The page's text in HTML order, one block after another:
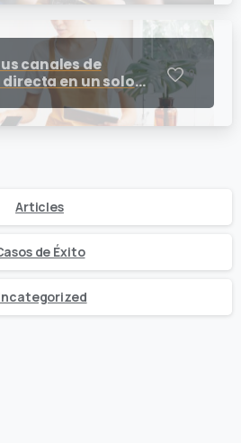
canales de
en un solo
restaurantes
0
Articles
de Éxito